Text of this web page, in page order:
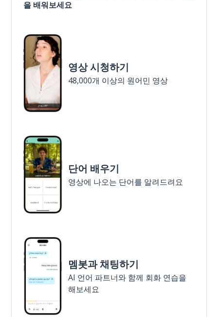
을 배워보세요
영상 시청하기
48,000개 이상의 원어민 영상
단어 배우기
영상에 나오는 단어를 알려드려요
멤봇과 채팅하기
AI 언어 파트너와 함께 회화 연습을
해보세요